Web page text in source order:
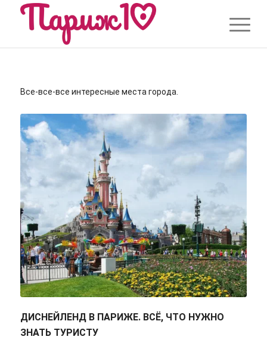
Все-все-все интересные места города.
ДИСНЕЙЛЕНД В ПАРИЖЕ. ВСЁ, ЧТО НУЖНО
ЗНАТЬ ТУРИСТУ